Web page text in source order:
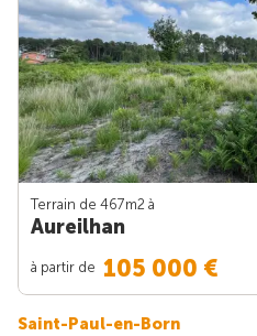
Terrain de 467m2 à
Aureilhan
à partir de 105 000 €
Saint-Paul-en-Born